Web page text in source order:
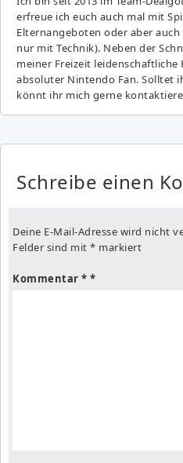
erfreue ich euch auch mal mit
Elternangeboten oder aber
nur mit Technik). Neben der
meiner Freizeit leidenschaftliche
absoluter Nintendo Fan. Solltet
könnt ihr mich gerne
Schreibe einen
Deine E-Mail-Adresse wird nicht
Felder sind mit * markiert
Kommentar *